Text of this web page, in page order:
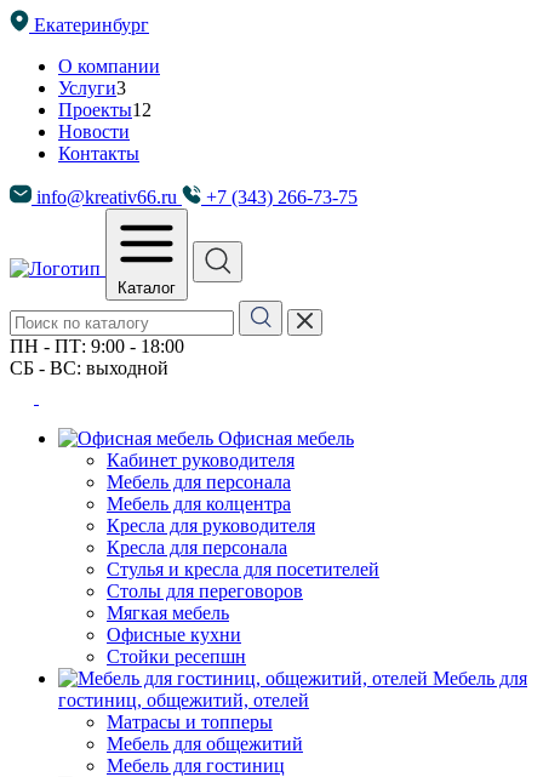
Екатеринбург
О компании
Услуги3
Проекты12
Новости
Контакты
info@kreativ66.ru +7 (343) 266-73-75
Каталог
ПН - ПТ: 9:00 - 18:00
СБ - ВС: выходной
Офисная мебель
Кабинет руководителя
Мебель для персонала
Мебель для колцентра
Кресла для руководителя
Кресла для персонала
Стулья и кресла для посетителей
Столы для переговоров
Мягкая мебель
Офисные кухни
Стойки ресепшн
Мебель для
гостиниц, общежитий, отелей
Матрасы и топперы
Мебель для общежитий
Мебель для гостиниц